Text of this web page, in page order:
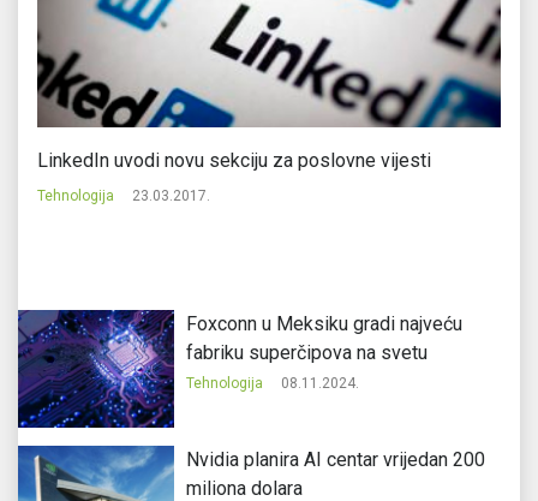
LinkedIn uvodi novu sekciju za poslovne vijesti
Tehnologija 23.03.2017.
Foxconn u Meksiku gradi najveću
fabriku superčipova na svetu
Tehnologija 08.11.2024.
Nvidia planira AI centar vrijedan 200
miliona dolara